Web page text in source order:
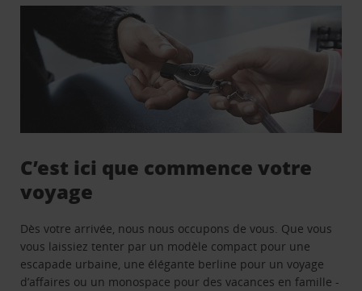
C’est ici que commence votre
voyage
Dès votre arrivée, nous nous occupons de vous. Que vous
vous laissiez tenter par un modèle compact pour une
escapade urbaine, une élégante berline pour un voyage
d’affaires ou un monospace pour des vacances en famille -